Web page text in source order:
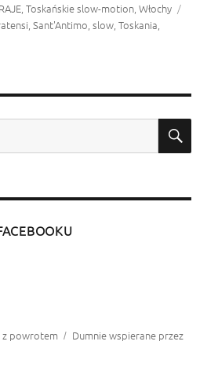
,Toskańskie slow-motion,Włochy
,Sant'Antimo,slow,Toskania,
z powrotem
Dumnie wspierane przez